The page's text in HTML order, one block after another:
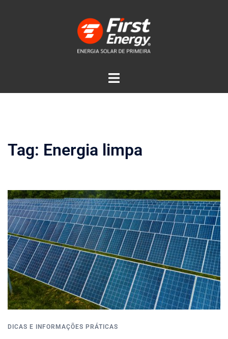
Tag: Energia limpa
DICAS E INFORMAÇÕES PRÁTICAS